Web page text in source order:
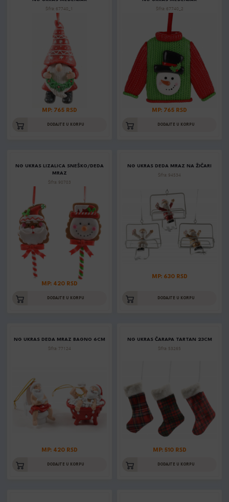
Šifra: 67740_1
MP: 765 RSD
DODAJTE U KORPU
Šifra: 67740_2
MP: 765 RSD
DODAJTE U KORPU
NG UKRAS LIZALICA SNEŠKO/DEDA
MRAZ
Šifra: 90703
MP: 420 RSD
DODAJTE U KORPU
NG UKRAS DEDA MRAZ NA ŽIČARI
Šifra: 94534
MP: 630 RSD
DODAJTE U KORPU
NG UKRAS DEDA MRAZ BAGNO 6CM
Šifra: 77124
MP: 420 RSD
DODAJTE U KORPU
NG UKRAS ČARAPA TARTAN 23CM
Šifra: 53265
MP: 510 RSD
DODAJTE U KORPU